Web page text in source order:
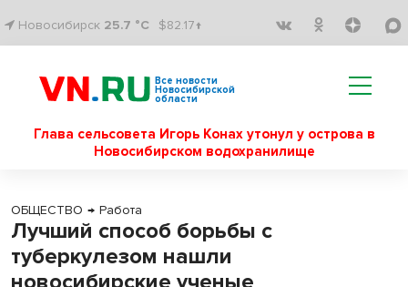
Новосибирск 25.7 °C $82.17↑
Все новости
Новосибирской
области
Глава сельсовета Игорь Конах утонул у острова в
Новосибирском водохранилище
ОБЩЕСТВО → Работа
Лучший способ борьбы с
туберкулезом нашли